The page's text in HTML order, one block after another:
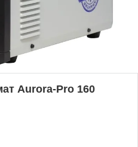
Aurora-Pro 160